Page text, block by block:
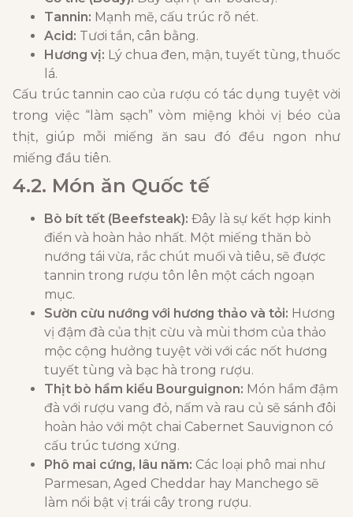
Tannin: Mạnh mẽ, cấu trúc rõ nét.
Acid: Tươi tắn, cân bằng.
Hương vị: Lý chua đen, mận, tuyết tùng, thuốc
lá.
Cấu trúc tannin cao của rượu có tác dụng tuyệt vời
trong việc “làm sạch” vòm miệng khỏi vị béo của
thịt, giúp mỗi miếng ăn sau đó đều ngon như
miếng đầu tiên.
4.2. Món ăn Quốc tế
Bò bít tết (Beefsteak): Đây là sự kết hợp kinh
điển và hoàn hảo nhất. Một miếng thăn bò
nướng tái vừa, rắc chút muối và tiêu, sẽ được
tannin trong rượu tôn lên một cách ngoạn
mục.
Sườn cừu nướng với hương thảo và tỏi: Hương
vị đậm đà của thịt cừu và mùi thơm của thảo
mộc cộng hưởng tuyệt vời với các nốt hương
tuyết tùng và bạc hà trong rượu.
Thịt bò hầm kiểu Bourguignon: Món hầm đậm
đà với rượu vang đỏ, nấm và rau củ sẽ sánh đôi
hoàn hảo với một chai Cabernet Sauvignon có
cấu trúc tương xứng.
Phô mai cứng, lâu năm: Các loại phô mai như
Parmesan, Aged Cheddar hay Manchego sẽ
làm nổi bật vị trái cây trong rượu.